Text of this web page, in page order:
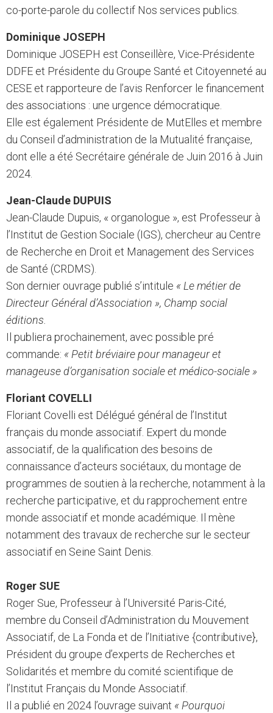
co-porte-parole du collectif Nos services publics.
Dominique JOSEPH
Dominique JOSEPH est Conseillère, Vice-Présidente
DDFE et Présidente du Groupe Santé et Citoyenneté au
CESE et rapporteure de l’avis Renforcer le financement
des associations : une urgence démocratique.
Elle est également Présidente de MutElles et membre
du Conseil d’administration de la Mutualité française,
dont elle a été Secrétaire générale de Juin 2016 à Juin
2024.
Jean-Claude DUPUIS
Jean-Claude Dupuis, « organologue », est Professeur à
l’Institut de Gestion Sociale (IGS), chercheur au Centre
de Recherche en Droit et Management des Services
de Santé (CRDMS).
Son dernier ouvrage publié s’intitule « Le métier de
Directeur Général d’Association », Champ social
éditions.
Il publiera prochainement, avec possible pré
commande: « Petit bréviaire pour manageur et
manageuse d’organisation sociale et médico-sociale »
Floriant COVELLI
Floriant Covelli est Délégué général de l’Institut
français du monde associatif. Expert du monde
associatif, de la qualification des besoins de
connaissance d’acteurs sociétaux, du montage de
programmes de soutien à la recherche, notamment à la
recherche participative, et du rapprochement entre
monde associatif et monde académique. Il mène
notamment des travaux de recherche sur le secteur
associatif en Seine Saint Denis.
Roger SUE
Roger Sue, Professeur à l’Université Paris-Cité,
membre du Conseil d’Administration du Mouvement
Associatif, de La Fonda et de l’Initiative {contributive},
Président du groupe d’experts de Recherches et
Solidarités et membre du comité scientifique de
l’Institut Français du Monde Associatif.
Il a publié en 2024 l’ouvrage suivant « Pourquoi